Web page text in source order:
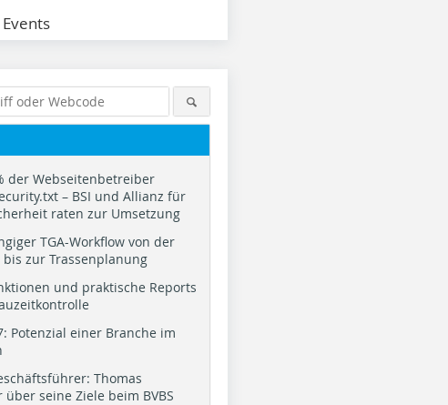
der Webseitenbetreiber
– BSI und Allianz für
raten zur Umsetzung
TGA-Workflow von der
bis zur Trassenplanung
und praktische Reports
Potenzial einer Branche im
Thomas
über seine Ziele beim BVBS